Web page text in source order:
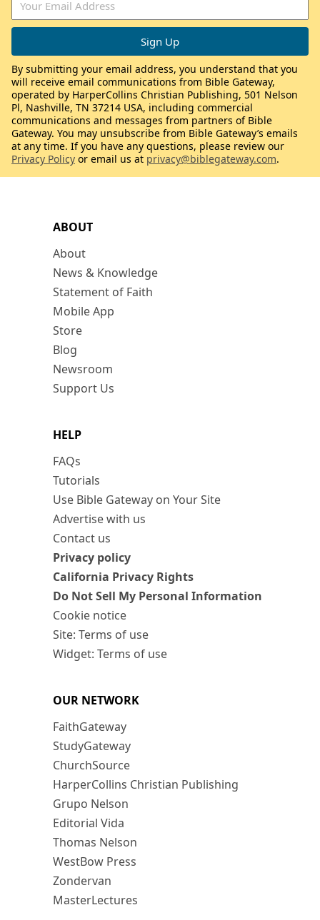
ABOUT
About
News & Knowledge
Statement of Faith
Mobile App
Store
Blog
Newsroom
Support Us
HELP
FAQs
Tutorials
Use Bible Gateway on Your Site
Advertise with us
Contact us
Privacy policy
California Privacy Rights
Do Not Sell My Personal Information
Cookie notice
Site: Terms of use
Widget: Terms of use
OUR NETWORK
FaithGateway
StudyGateway
ChurchSource
HarperCollins Christian Publishing
Grupo Nelson
Editorial Vida
Thomas Nelson
WestBow Press
Zondervan
MasterLectures
By submitting your email address, you understand that you
will receive email communications from Bible Gateway,
operated by HarperCollins Christian Publishing, 501 Nelson
Pl, Nashville, TN 37214 USA, including commercial
communications and messages from partners of Bible
Gateway. You may unsubscribe from Bible Gateway’s emails
at any time. If you have any questions, please review our
Privacy Policy or email us at privacy@biblegateway.com.